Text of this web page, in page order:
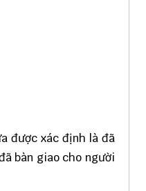
được xác định là đã
bàn giao cho người